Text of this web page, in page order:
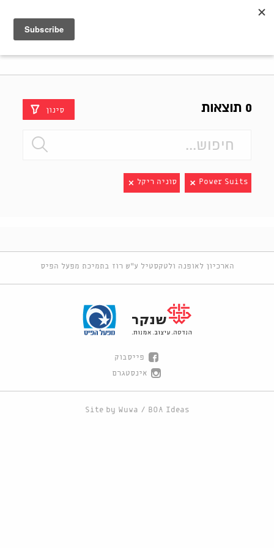
0 תוצאות סינון
Power Suits סוניה ריקל
הארכיון לאופנה ולטקסטיל ע"ש רוז בתמיכת מפעל הפיס
פייסבוק
אינסטגרם
Site by Wuwa / BOA Ideas